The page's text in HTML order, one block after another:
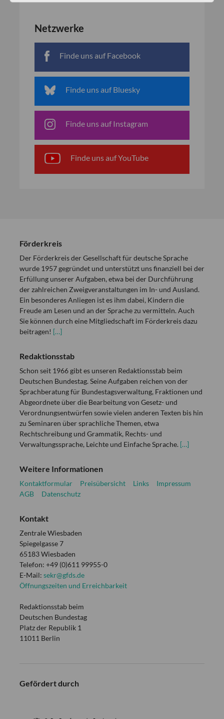
Netzwerke
Finde uns auf Facebook
Finde uns auf Bluesky
Finde uns auf Instagram
Finde uns auf YouTube
Förderkreis
Der Förderkreis der Gesellschaft für deutsche Sprache
wurde 1957 gegründet und unterstützt uns finanziell bei der
Erfüllung unserer Aufgaben, etwa bei der Durchführung
der zahlreichen Zweigveranstaltungen im In- und Ausland.
Ein besonderes Anliegen ist es ihm dabei, Kindern die
Freude am Lesen und an der Sprache zu vermitteln. Auch
Sie können durch eine Mitgliedschaft im Förderkreis dazu
beitragen! […]
Redaktionsstab
Schon seit 1966 gibt es unseren Redaktionsstab beim
Deutschen Bundestag. Seine Aufgaben reichen von der
Sprachberatung für Bundestagsverwaltung, Fraktionen und
Abgeordnete über die Bearbeitung von Gesetz- und
Verordnungsentwürfen sowie vielen anderen Texten bis hin
zu Seminaren über sprachliche Themen, etwa
Rechtschreibung und Grammatik, Rechts- und
Verwaltungssprache, Leichte und Einfache Sprache. […]
Weitere Informationen
Kontaktformular Preisübersicht Links
Impressum
AGB
Datenschutz
Kontakt
Zentrale Wiesbaden
Spiegelgasse 7
65183 Wiesbaden
Telefon: +49 (0)611 99955-0
E-Mail: sekr@gfds.de
Öffnungszeiten und Erreichbarkeit
Redaktionsstab beim
Deutschen Bundestag
Platz der Republik 1
11011 Berlin
Gefördert durch